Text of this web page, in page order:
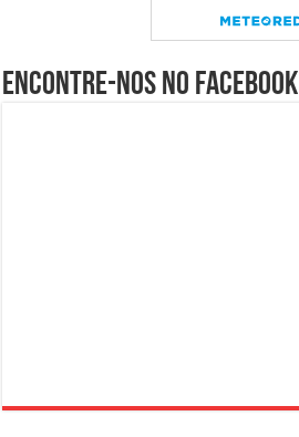
Encontre-nos no Facebook